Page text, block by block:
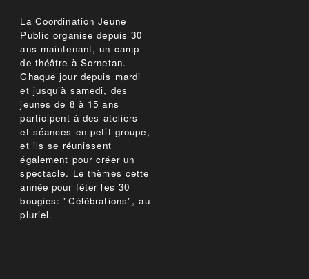
La Coordination Jeune
Public organise depuis 30
ans maintenant, un camp
de théâtre à Sornetan.
Chaque jour depuis mardi
et jusqu’à samedi, des
jeunes de 8 à 15 ans
participent à des ateliers
et séances en petit groupe,
et ils se réunissent
également pour créer un
spectacle. Le thèmes cette
année pour fêter les 30
bougies: "Célébrations", au
pluriel.